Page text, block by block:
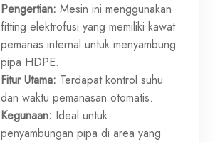
Pengertian: Mesin ini menggunakan
fitting elektrofusi yang memiliki kawat
pemanas internal untuk menyambung
pipa HDPE.
Fitur Utama: Terdapat kontrol suhu
dan waktu pemanasan otomatis.
Kegunaan: Ideal untuk
penyambungan pipa di area yang